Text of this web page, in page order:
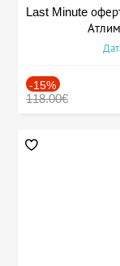
Last Minute
-15%
118.00€